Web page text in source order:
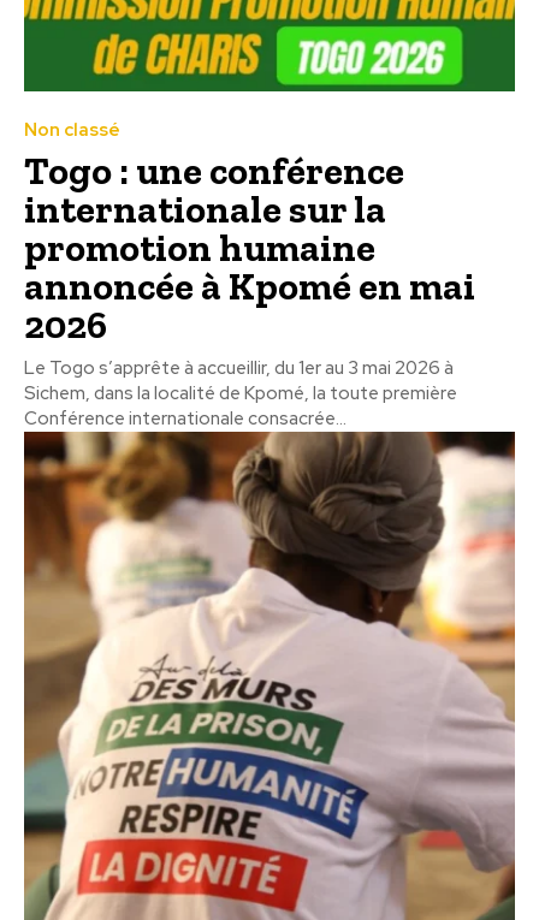
Non classé
Togo : une conférence
internationale sur la
promotion humaine
annoncée à Kpomé en mai
2026
Le Togo s’apprête à accueillir, du 1er au 3 mai 2026 à
Sichem, dans la localité de Kpomé, la toute première
Conférence internationale consacrée...